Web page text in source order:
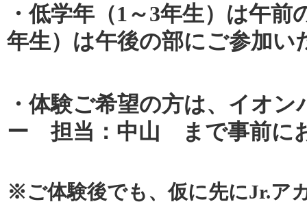
・低学年（1～3年生）は午前
年生）は午後の部にご参加い
・体験ご希望の方は、イオ
ー 担当：中山 まで事前に
※ご体験後でも、仮に先にJr.ア